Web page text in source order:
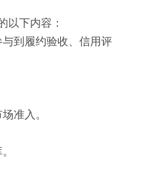
以下内容：
到履约验收、信用评
准入。